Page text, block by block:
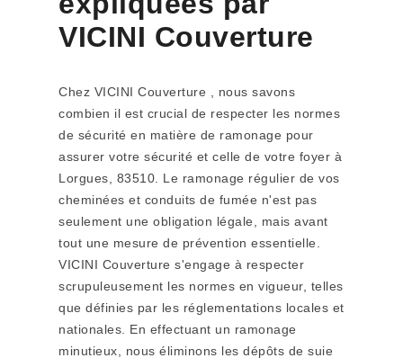
VICINI Couverture
Chez VICINI Couverture , nous savons
combien il est crucial de respecter les normes
de sécurité en matière de ramonage pour
assurer votre sécurité et celle de votre foyer à
Lorgues, 83510. Le ramonage régulier de vos
cheminées et conduits de fumée n'est pas
seulement une obligation légale, mais avant
tout une mesure de prévention essentielle.
VICINI Couverture s'engage à respecter
scrupuleusement les normes en vigueur, telles
que définies par les réglementations locales et
nationales. En effectuant un ramonage
minutieux, nous éliminons les dépôts de suie